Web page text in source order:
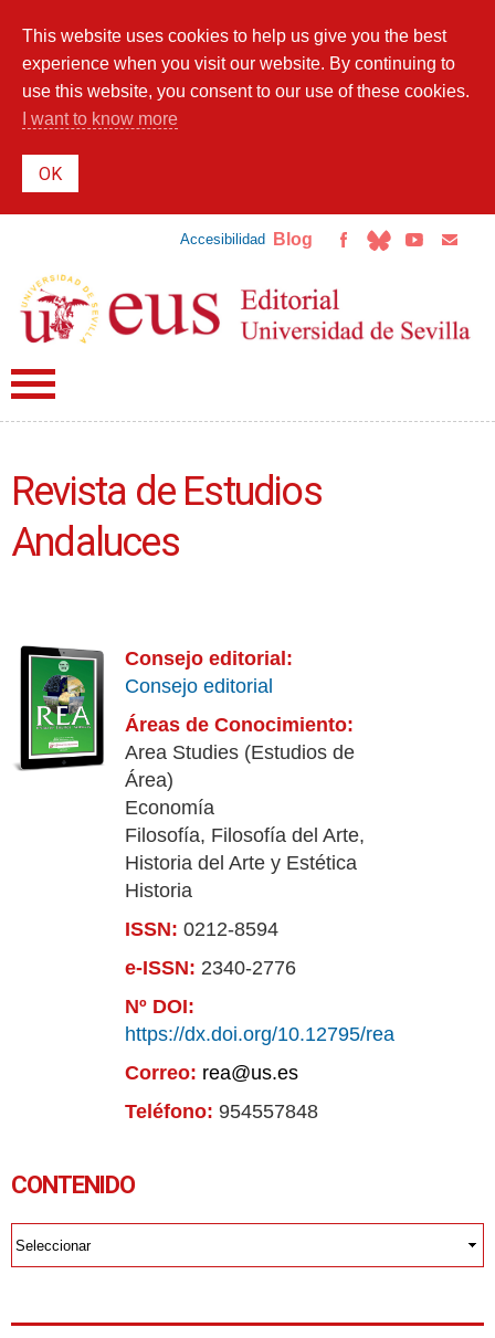
main
content
This website uses cookies to help us give you the best
experience when you visit our website. By continuing to
use this website, you consent to our use of these cookies.
I want to know more
Accesibilidad Blog
Revista de Estudios
Andaluces
Consejo editorial:
Consejo editorial
Áreas de Conocimiento:
Area Studies (Estudios de
Área)
Economía
Filosofía, Filosofía del Arte,
Historia del Arte y Estética
Historia
ISSN: 0212-8594
e-ISSN: 2340-2776
Nº DOI:
https://dx.doi.org/10.12795/rea
Correo: rea@us.es
Teléfono: 954557848
CONTENIDO